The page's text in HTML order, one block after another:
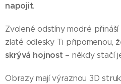
napojit.
Zvolené odstíny modré
zlaté odlesky Ti připomenou,
skrývá hojnost – někdy stačí
Obrazy mají výraznou 3D